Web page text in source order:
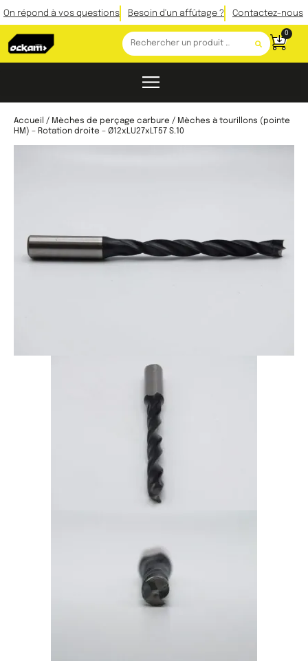
On répond à vos questions Besoin d'un affûtage ? Contactez-nous
0
Accueil / Mèches de perçage carbure / Mèches à tourillons (pointe
HM) – Rotation droite – Ø12xLU27xLT57 S.10